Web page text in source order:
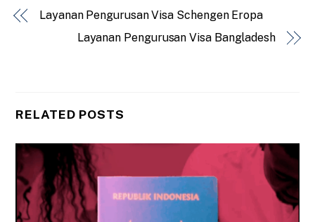
Layanan Pengurusan Visa Schengen Eropa
Layanan Pengurusan Visa Bangladesh
RELATED POSTS